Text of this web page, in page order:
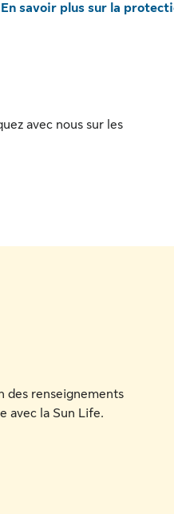
En savoir plus sur la
avec nous sur les
des renseignements
avec la Sun Life.